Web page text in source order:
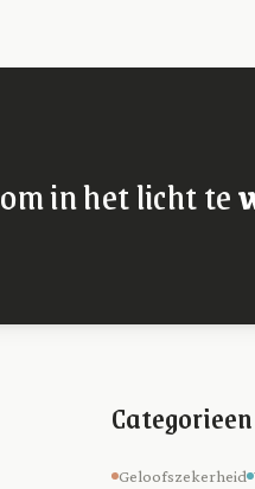
om in het licht te
Categorieen
Geloofszekerheid